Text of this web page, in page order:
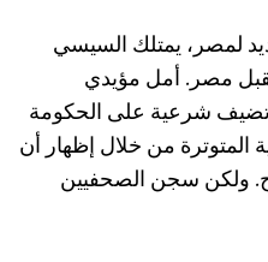
لمصر، يمتلك السيسي
مصر. أمل مؤيدي
شرعية على الحكومة
المتوترة من خلال إظهار أن
ولكن سجن الصحفيين